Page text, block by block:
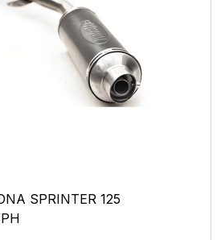
SPRINTER 125